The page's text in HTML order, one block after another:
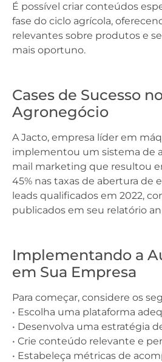
É possível criar conteúdos
fase do ciclo agrícola,
relevantes sobre produtos e
mais oportuno.
Cases de Sucesso
Agronegócio
A Jacto, empresa líder em
implementou um sistema de
mail marketing que resultou
45% nas taxas de abertura de
leads qualificados em 2022,
publicados em seu relatório
Implementando a
em Sua Empresa
Para começar, considere os
• Escolha uma plataforma
• Desenvolva uma estratégia
• Crie conteúdo relevante e
• Estabeleça métricas de